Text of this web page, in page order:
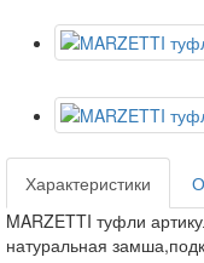
Характеристики
MARZETTI туфли
натуральная